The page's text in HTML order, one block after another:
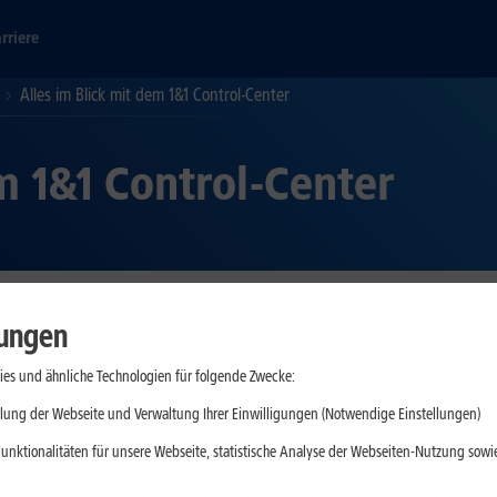
Alles im Blick mit dem 1&1 Control-Center
Control-Center
oder Mobilfunkvertrag einsehen und das bequem von
selbst verwalten und beispielsweise Rechnungen,
Ihnen im Folgenden kurz vorstellen.
oder andere persönliche Daten haben sich geändert? Sie
und ähnliche Technologien für folgende Zwecke:
der Webseite und Verwaltung Ihrer Einwilligungen (Notwendige Einstellungen)
für unsere Webseite, statistische Analyse der Webseiten-Nutzung